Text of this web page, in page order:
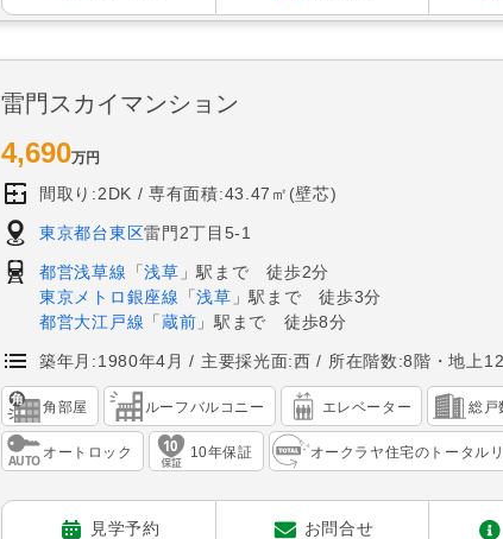
雷門スカイマンション
4,690万円
間取り:2DK 専有面積:43.47㎡(壁芯)
東京都台東区雷門2丁目5-1
都営浅草線 「浅草 」駅まで 徒歩2分
東京メトロ銀座線
「浅草 」駅まで 徒歩3分
都営大江戸線 「 蔵前 」駅まで 徒歩8分
築年月:1980年4月 主要採光面:西 所在階数:8階・地上
角部屋 ルーフバルコニー エレベーター 総戸
オートロック 10年保証 オークラヤ住宅のトータル
見学予約 お問合せ